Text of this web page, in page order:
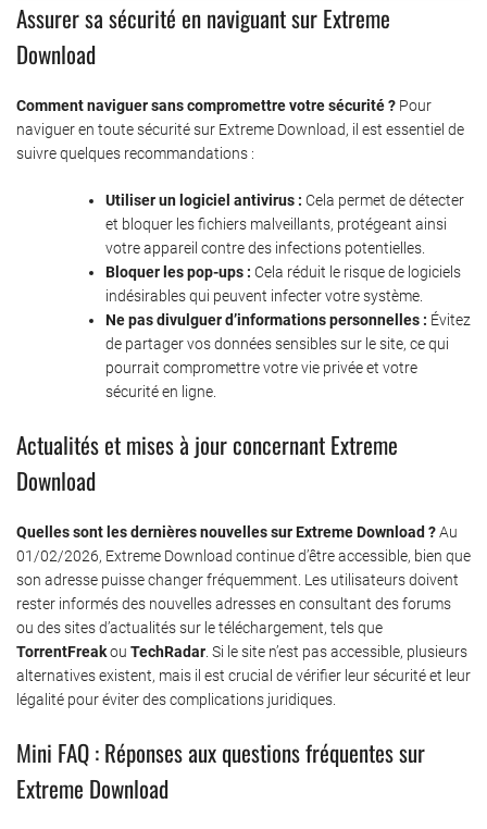
Assurer sa sécurité en naviguant sur Extreme
Download
Comment naviguer sans compromettre votre sécurité ? Pour
naviguer en toute sécurité sur Extreme Download, il est essentiel de
suivre quelques recommandations :
Utiliser un logiciel antivirus : Cela permet de détecter
et bloquer les fichiers malveillants, protégeant ainsi
votre appareil contre des infections potentielles.
Bloquer les pop-ups : Cela réduit le risque de logiciels
indésirables qui peuvent infecter votre système.
Ne pas divulguer d’informations personnelles : Évitez
de partager vos données sensibles sur le site, ce qui
pourrait compromettre votre vie privée et votre
sécurité en ligne.
Actualités et mises à jour concernant Extreme
Download
Quelles sont les dernières nouvelles sur Extreme Download ?Au
01/02/2026, Extreme Download continue d’être accessible, bien que
son adresse puisse changer fréquemment. Les utilisateurs doivent
rester informés des nouvelles adresses en consultant des forums
ou des sites d’actualités sur le téléchargement, tels que
TorrentFreakou TechRadar . Si le site n’est pas accessible, plusieurs
alternatives existent, mais il est crucial de vérifier leur sécurité et leur
légalité pour éviter des complications juridiques.
Mini FAQ : Réponses aux questions fréquentes sur
Extreme Download